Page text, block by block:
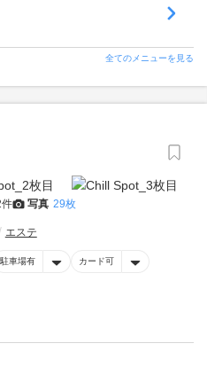
全てのメニューを見る
写真 29枚
エステ
駐車場有 カード可